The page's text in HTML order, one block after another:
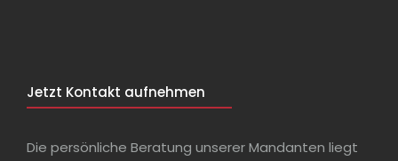
Jetzt Kontakt aufnehmen
Die persönliche Beratung unserer Mandanten liegt